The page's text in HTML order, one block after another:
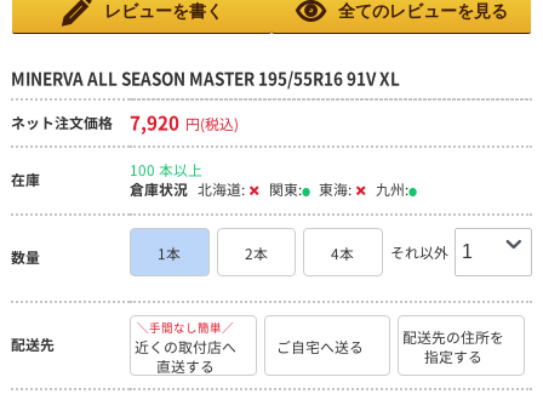
レビューを書く 全てのレビューを見る
MINERVA ALL SEASON MASTER 195/55R16 91V XL
ネット注文価格 7,920 円(税込)
在庫
100 本以上
倉庫状況 北海道: 関東: 東海: 九州:
数量 1本 2本 4本 それ以外
配送先
＼手間なし簡単／
近くの取付店へ
直送する
ご自宅へ送る
配送先の住所を
指定する